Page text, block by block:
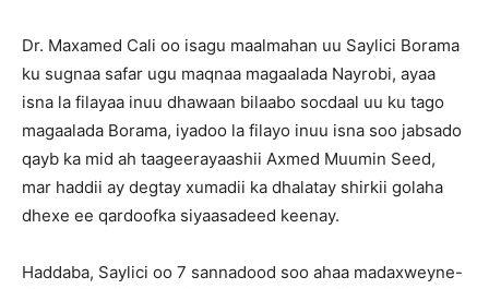
Dr. Maxamed Cali oo isagu maalmahan uu Saylici Borama
ku sugnaa safar ugu maqnaa magaalada Nayrobi, ayaa
isna la filayaa inuu dhawaan bilaabo socdaal uu ku tago
magaalada Borama, iyadoo la filayo inuu isna soo jabsado
qayb ka mid ah taageerayaashii Axmed Muumin Seed,
mar haddii ay degtay xumadii ka dhalatay shirkii golaha
dhexe ee qardoofka siyaasadeed keenay.
Haddaba, Saylici oo 7 sannadood soo ahaa madaxweyne-